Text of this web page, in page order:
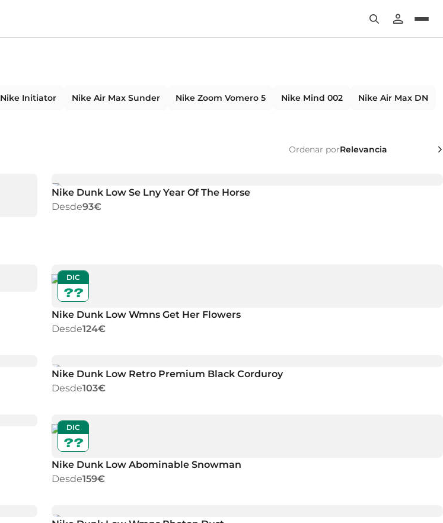
Nike Initiator Nike Air Max Sunder Nike Zoom Vomero 5 Nike Mind 002 Nike Air Max DN
Ordenar por
Nike Dunk Low Se Lny Year Of The Horse
Desde93€
DIC
??
Nike Dunk Low Wmns Get Her Flowers
Desde124€
Nike Dunk Low Retro Premium Black Corduroy
Desde103€
DIC
??
Nike Dunk Low Abominable Snowman
Desde159€